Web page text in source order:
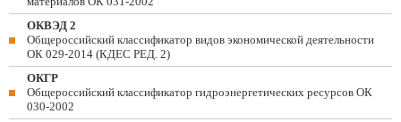
ОКВЭД 2
Общероссийский классификатор видов экономической деятельности
ОК 029-2014 (КДЕС РЕД. 2)
ОКГР
Общероссийский классификатор гидроэнергетических ресурсов ОК
030-2002